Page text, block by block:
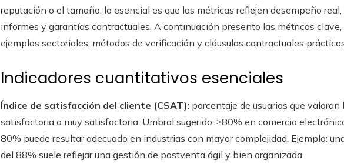
reputación o el tamaño: lo esencial es que las métricas reflejen desempeño
informes y garantías contractuales. A continuación presento las métricas clave,
ejemplos sectoriales, métodos de verificación y cláusulas contractuales
Indicadores cuantitativos esenciales
Índice de satisfacción del cliente (CSAT): porcentaje de usuarios que
satisfactoria o muy satisfactoria. Umbral sugerido: ≥80% en comercio
80% puede resultar adecuado en industrias con mayor complejidad. Ejemplo:
del 88% suele reflejar una gestión de postventa ágil y bien organizada.